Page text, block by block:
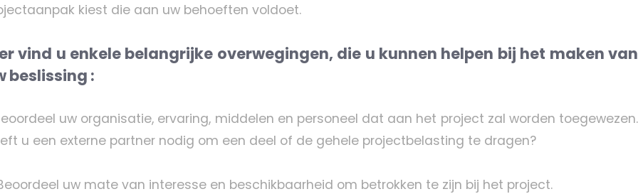
kiest die aan uw behoeften voldoet.
vind u enkele belangrijke overwegingen, die u kunnen helpen bij het maken van
beslissing :
uw organisatie, ervaring, middelen en personeel dat aan het project zal worden toegewezen.
u een externe partner nodig om een deel of de gehele projectbelasting te dragen?
uw mate van interesse en beschikbaarheid om betrokken te zijn bij het project.